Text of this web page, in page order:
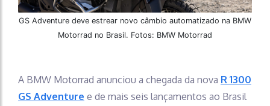
GS Adventure deve estrear novo câmbio automatizado na BMW
Motorrad no Brasil. Fotos: BMW Motorrad
A BMW Motorrad anunciou a chegada da nova R 1300
GS Adventure e de mais seis lançamentos ao Brasil